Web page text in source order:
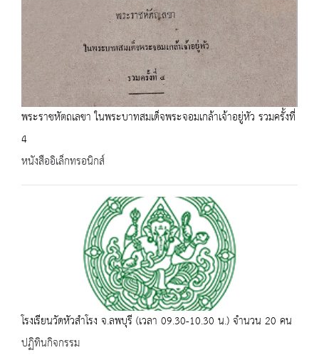
พระราชหัตถเลขา ในพระบาทสมเด็จพระจอมเกล้าเจ้าอยู่หัว รวมครั้งที่
4
หนังสืออิเล็กทรอนิกส์
โรงเรียนวัดหัวสำโรง จ.ลพบุรี (เวลา 09.30-10.30 น.) จำนวน 20 คน
ปฏิทินกิจกรรม